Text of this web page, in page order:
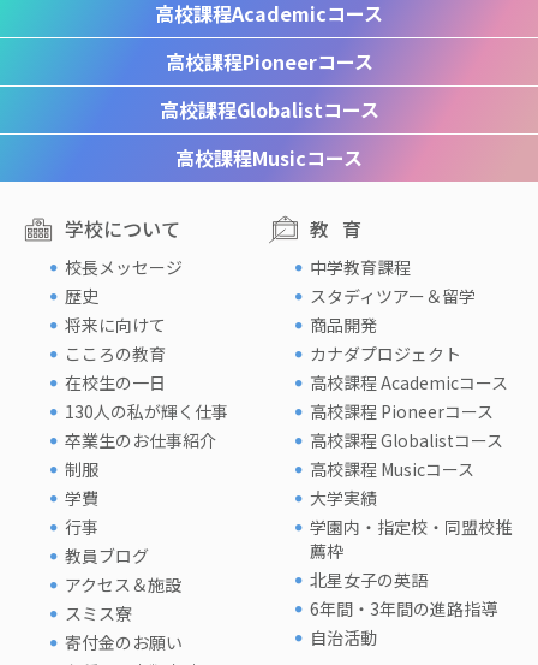
高校課程Academicコース
高校課程Pioneerコース
高校課程Globalistコース
高校課程Musicコース
学校について
校長メッセージ
歴史
将来に向けて
こころの教育
在校生の一日
130人の私が輝く仕事
卒業生のお仕事紹介
制服
学費
行事
教員ブログ
アクセス＆施設
スミス寮
寄付金のお願い
教育
中学教育課程
スタディツアー＆留学
商品開発
カナダプロジェクト
高校課程 Academicコース
高校課程 Pioneerコース
高校課程 Globalistコース
高校課程 Musicコース
大学実績
学園内・指定校・同盟校推
薦枠
北星女子の英語
6年間・3年間の進路指導
自治活動